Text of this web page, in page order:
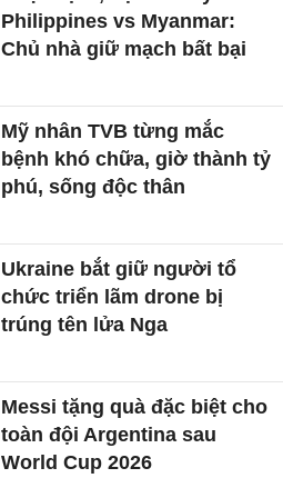
Philippines vs Myanmar:
Chủ nhà giữ mạch bất bại
Mỹ nhân TVB từng mắc
bệnh khó chữa, giờ thành tỷ
phú, sống độc thân
Ukraine bắt giữ người tổ
chức triển lãm drone bị
trúng tên lửa Nga
Messi tặng quà đặc biệt cho
toàn đội Argentina sau
World Cup 2026